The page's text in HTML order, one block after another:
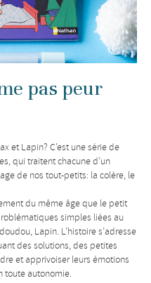
pas peur
et Lapin? C’est une série de
qui traitent chacune d’un
de nos tout-petits: la colère, le
du même âge que le petit
simples liées au
Lapin. L’histoire s’adresse
des solutions, des petites
et apprivoiser leurs émotions
toute autonomie.